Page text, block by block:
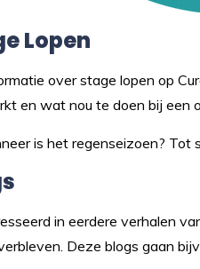
Lopen
over stage lopen op
en wat nou te doen bij een
is het regenseizoen? Tot
in eerdere verhalen
Deze blogs gaan